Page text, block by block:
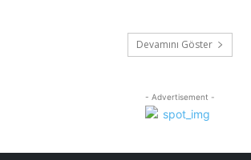
Devamını Göster
- Advertisement -